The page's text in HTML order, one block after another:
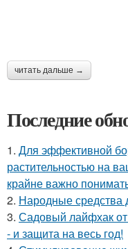
читать дальше →
Последние
1. Для эффективной
растительностью на
крайне важно
2. Народные средства
3. Садовый лайфхак от
- и защита на весь год!